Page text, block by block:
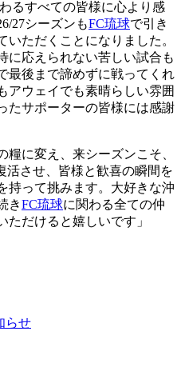
るすべての皆様に心より感
27シーズンもFC琉球で引き
ただくことになりました。
に応えられない苦しい試合も
最後まで諦めずに戦ってくれ
アウェイでも素晴らしい雰囲
たサポーターの皆様には感謝
に変え、来シーズンこそ、
活させ、皆様と歓喜の瞬間を
持って挑みます。大好きな沖
きFC琉球に関わる全ての仲
ただけると嬉しいです」
らせ